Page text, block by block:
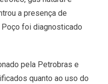
a presença de
foi diagnosticado
pela Petrobras e
quanto ao uso do